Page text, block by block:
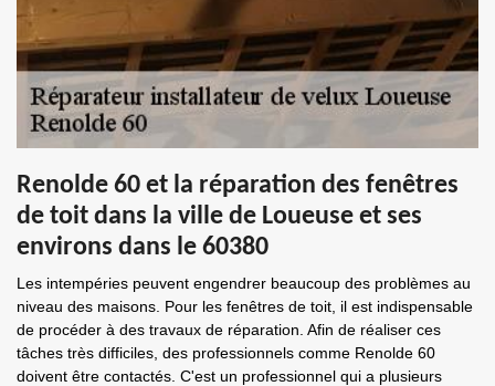
Renolde 60 et la réparation des fenêtres
de toit dans la ville de Loueuse et ses
environs dans le 60380
Les intempéries peuvent engendrer beaucoup des problèmes au
niveau des maisons. Pour les fenêtres de toit, il est indispensable
de procéder à des travaux de réparation. Afin de réaliser ces
tâches très difficiles, des professionnels comme Renolde 60
doivent être contactés. C'est un professionnel qui a plusieurs